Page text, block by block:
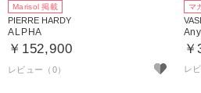
Marisol 掲載
PIERRE HARDY
ALPHA
￥152,900
マ
レ